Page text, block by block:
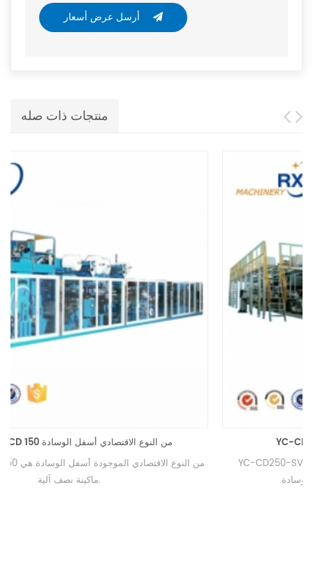
منتجات ذات صله
YC-CD250-SV نوع مؤازر كامل أسفل الآلة
YC-CD250-SV نوع مؤازر كامل أسفل ماكينة الوسادة هو تصنيع